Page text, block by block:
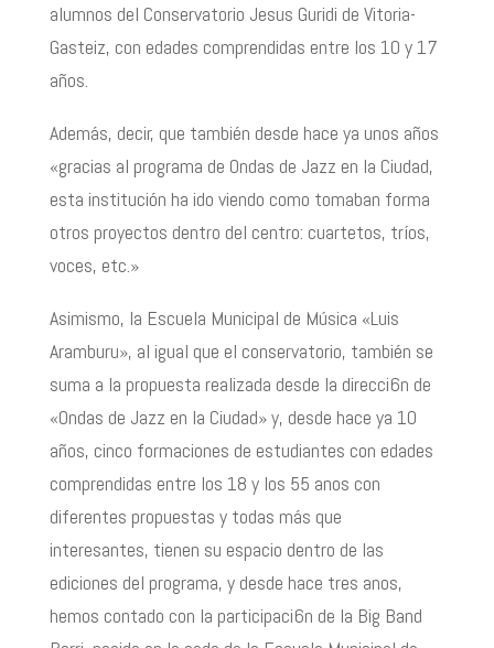
alumnos del Conservatorio Jesus Guridi de Vitoria-
Gasteiz, con edades comprendidas entre Ios 10 y 17
años.
Además, decir, que también desde hace ya unos años
«gracias al programa de Ondas de Jazz en la Ciudad,
esta institución ha ido viendo como tomaban forma
otros proyectos dentro del centro: cuartetos, tríos,
voces, etc.»
Asimismo, la Escuela Municipal de Música «Luis
Aramburu», al igual que el conservatorio, también se
suma a la propuesta realizada desde la direcci6n de
«Ondas de Jazz en la Ciudad» y, desde hace ya 10
años, cinco formaciones de estudiantes con edades
comprendidas entre los 18 y los 55 anos con
diferentes propuestas y todas más que
interesantes, tienen su espacio dentro de las
ediciones del programa, y desde hace tres anos,
hemos contado con la participaci6n de la Big Band